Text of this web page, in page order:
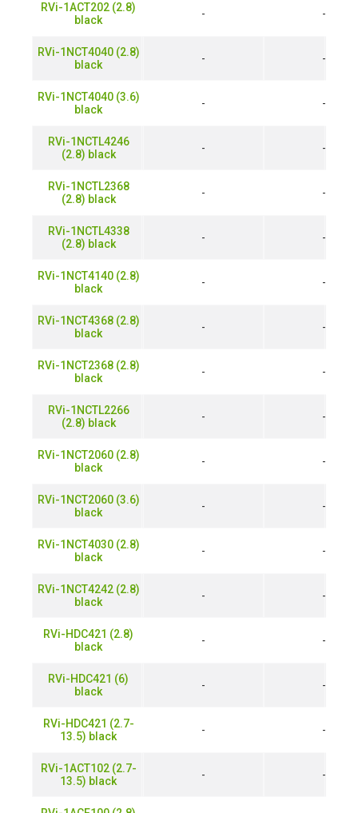
RVi-1ACT202 (2.8)
black
RVi-1NCT4040 (2.8)
black
RVi-1NCT4040 (3.6)
black
RVi-1NCTL4246
(2.8) black
RVi-1NCTL2368
(2.8) black
RVi-1NCTL4338
(2.8) black
RVi-1NCT4140 (2.8)
black
RVi-1NCT4368 (2.8)
black
RVi-1NCT2368 (2.8)
black
RVi-1NCTL2266
(2.8) black
RVi-1NCT2060 (2.8)
black
RVi-1NCT2060 (3.6)
black
RVi-1NCT4030 (2.8)
black
RVi-1NCT4242 (2.8)
black
RVi-HDC421 (2.8)
black
RVi-HDC421 (6)
black
RVi-HDC421 (2.7-
13.5) black
RVi-1ACT102 (2.7-
13.5) black
- -
- -
- -
- -
- -
- -
- -
- -
- -
- -
- -
- -
- -
- -
- -
- -
- -
- -